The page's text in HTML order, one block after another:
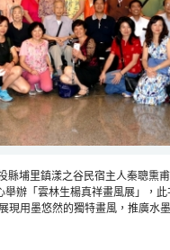
縣埔里鎮漾之谷民宿主人秦聰熏
辦「雲林生楊真祥畫風展」，
用墨悠然的獨特畫風，推廣水